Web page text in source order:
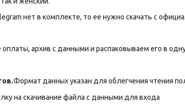
нет в комплекте, то ее нужно скачать с
архив с данными и распаковываем его в
Формат данных указан для облегчения чтения
на скачивание файла с данными для входа